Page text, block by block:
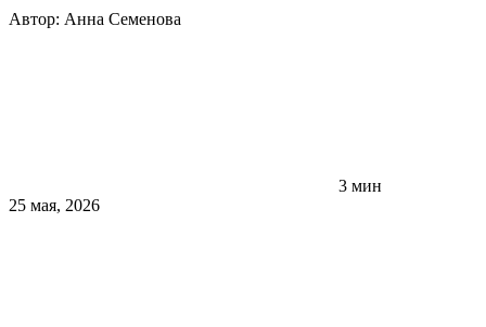
Автор: Анна Семенова
3 мин
25 мая, 2026